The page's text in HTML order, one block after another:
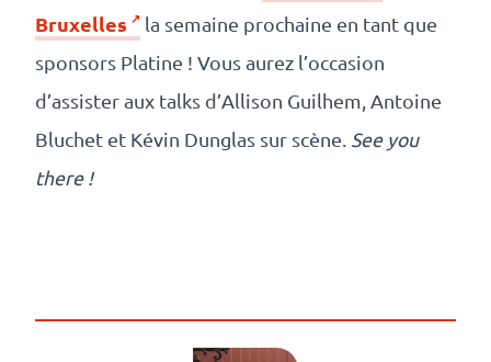
Bruxelles
la semaine prochaine en tant que
sponsors Platine ! Vous aurez l’occasion
d’assister aux talks d’Allison Guilhem, Antoine
Bluchet et Kévin Dunglas sur scène. See you
there !